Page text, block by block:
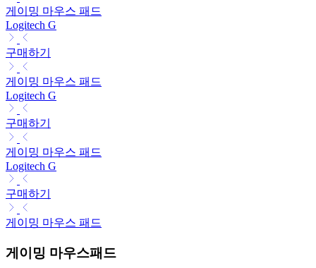
게이밍 마우스 패드
Logitech G
구매하기
게이밍 마우스 패드
Logitech G
구매하기
게이밍 마우스 패드
Logitech G
구매하기
게이밍 마우스 패드
게이밍 마우스패드